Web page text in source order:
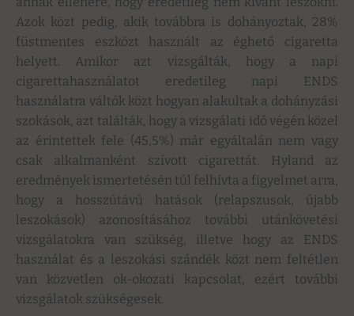
Azok közt pedig, akik továbbra is dohányoztak, 28%
füstmentes eszközt használt az éghető cigaretta
helyett. Amikor azt vizsgálták, hogy a napi
cigarettahasználatot eredetileg napi ENDS
használatra váltók közt hogyan alakultak a dohányzási
szokások, azt találták, hogy a vizsgálati idő végén közel
az érintettek fele (45,5%) már egyáltalán nem vagy
csak alkalmanként szívott cigarettát. Hyland az
eredmények ismertetésén túl felhívta a figyelmet arra,
hogy a hosszútávú hatások (relapszusok, újabb
leszokások) azonosításához további utánkövetési
vizsgálatokra van szükség, illetve hogy az ENDS
használat és a leszokási szándék közt nem feltétlen
van közvetlen ok-okozati kapcsolat, ezért további
vizsgálatok szükségesek.